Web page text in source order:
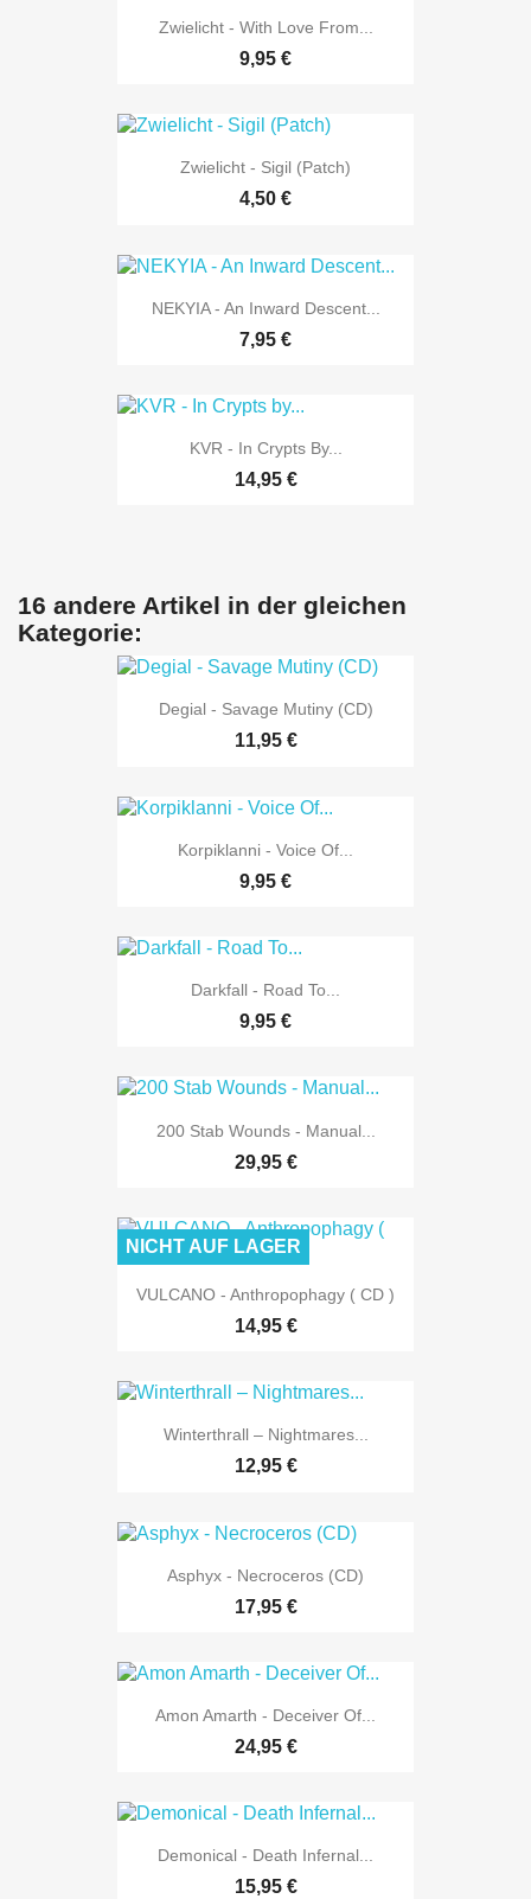
Zwielicht - With Love From...
9,95 €
Zwielicht - Sigil (Patch)
4,50 €
NEKYIA - An Inward Descent...
7,95 €
KVR - In Crypts By...
14,95 €
16 andere Artikel in der gleichen
Kategorie:
Degial - Savage Mutiny (CD)
11,95 €
Korpiklanni - Voice Of...
9,95 €
Darkfall - Road To...
9,95 €
200 Stab Wounds - Manual...
29,95 €
VULCANO - Anthropophagy ( CD )
14,95 €
NICHT AUF LAGER
Winterthrall – Nightmares...
12,95 €
Asphyx - Necroceros (CD)
17,95 €
Amon Amarth - Deceiver Of...
24,95 €
Demonical - Death Infernal...
15,95 €